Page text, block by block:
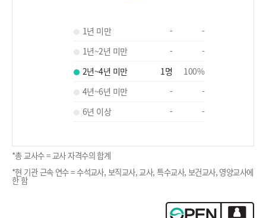
1년 미만 -
-
1년~2년 미만
-
-
2년~4년 미만
1명 100%
4년~6년 미만
-
-
6년 이상
- -
*총 교사수 = 교사 자격수의 합계
*현 기관 근속 연수 = 수석교사, 보직교사, 교사, 특수교사, 보건교사, 영양교사에
한 함